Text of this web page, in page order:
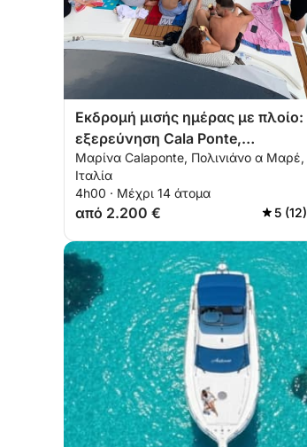
Εκδρομή μισής ημέρας με πλοίο:
εξερεύνηση Cala Ponte,
Polignano και Monopoli
Μαρίνα Calaponte, Πολινιάνο α Μαρέ,
Ιταλία
4h00 · Μέχρι 14 άτομα
από 2.200 € 5 (12)